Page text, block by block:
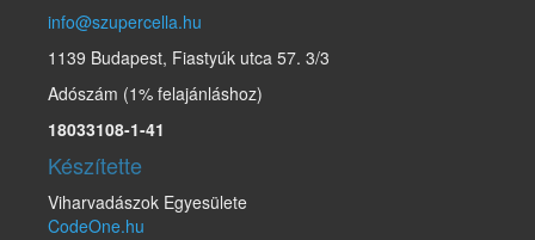
info@szupercella.hu
1139 Budapest, Fiastyúk utca 57. 3/3
Adószám (1% felajánláshoz)
18033108-1-41
Készítette
Viharvadászok Egyesülete
CodeOne.hu